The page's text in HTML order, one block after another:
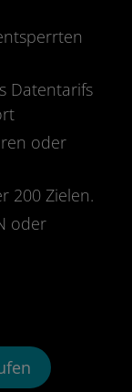
Datentarifs
oder
200 Zielen.
oder